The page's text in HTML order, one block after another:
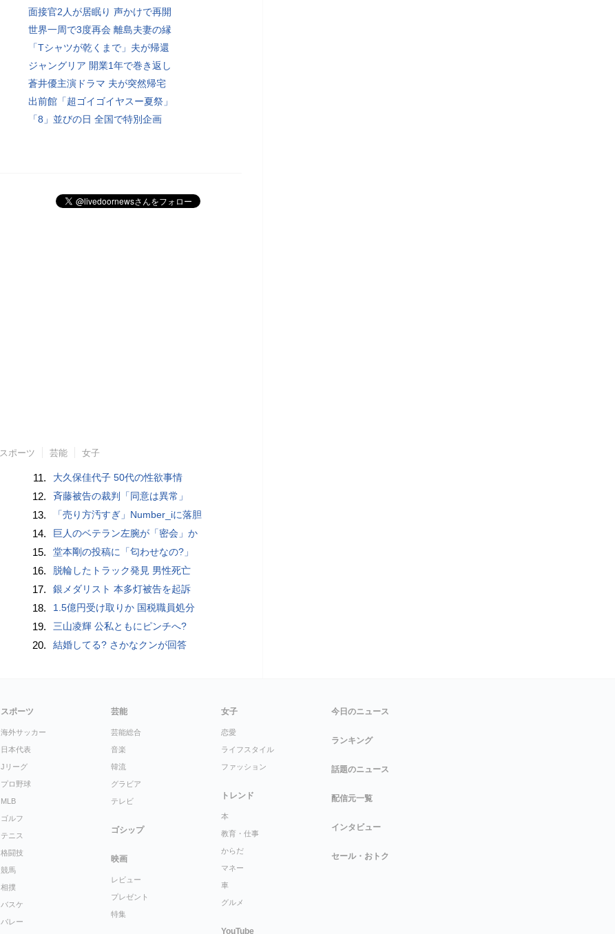
面接官2人が居眠り 声かけで再開
世界一周で3度再会 離島夫妻の縁
「Tシャツが乾くまで」夫が帰還
ジャングリア 開業1年で巻き返し
蒼井優主演ドラマ 夫が突然帰宅
出前館「超ゴイゴイヤスー夏祭」
「8」並びの日 全国で特別企画
スポーツ 芸能 女子
11. 大久保佳代子 50代の性欲事情
12. 斉藤被告の裁判「同意は異常」
13. 「売り方汚すぎ」Number_iに落胆
14. 巨人のベテラン左腕が「密会」か
15. 堂本剛の投稿に「匂わせなの?」
16. 脱輪したトラック発見 男性死亡
17. 銀メダリスト 本多灯被告を起訴
18. 1.5億円受け取りか 国税職員処分
19. 三山凌輝 公私ともにピンチへ?
20. 結婚してる? さかなクンが回答
スポーツ
海外サッカー
日本代表
Jリーグ
プロ野球
MLB
ゴルフ
テニス
格闘技
競馬
相撲
バスケ
バレー
芸能
芸能総合
音楽
韓流
グラビア
テレビ
ゴシップ
映画
レビュー
プレゼント
特集
女子
恋愛
ライフスタイル
ファッション
トレンド
本
教育・仕事
からだ
マネー
車
グルメ
YouTube
今日のニュース
ランキング
話題のニュース
配信元一覧
インタビュー
セール・おトク